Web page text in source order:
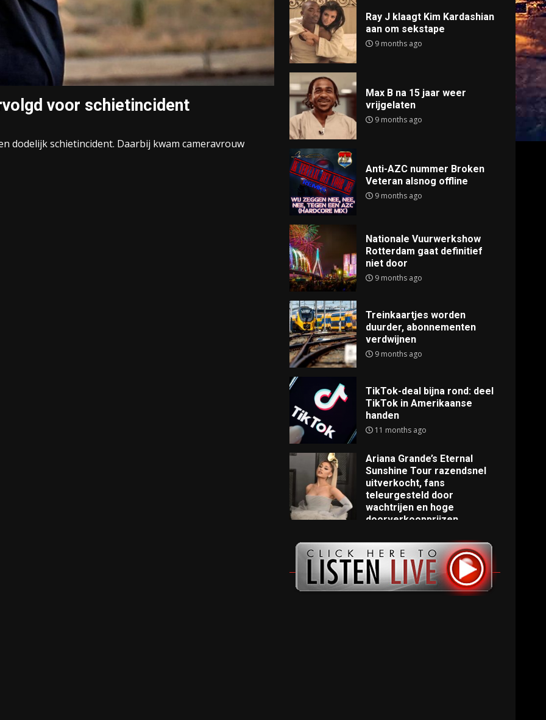
voor schietincident
dodelijk schietincident. Daarbij kwam cameravrouw
Ray J klaagt Kim Kardashian
aan om sekstape
9 months ago
Max B na 15 jaar weer
vrijgelaten
9 months ago
Anti-AZC nummer Broken
Veteran alsnog offline
9 months ago
Nationale Vuurwerkshow
Rotterdam gaat definitief
niet door
9 months ago
Treinkaartjes worden
duurder, abonnementen
verdwijnen
9 months ago
TikTok-deal bijna rond: deel
TikTok in Amerikaanse
handen
11 months ago
Ariana Grande’s Eternal
Sunshine Tour razendsnel
uitverkocht, fans
teleurgesteld door
wachtrijen en hoge
doorverkoopprijzen